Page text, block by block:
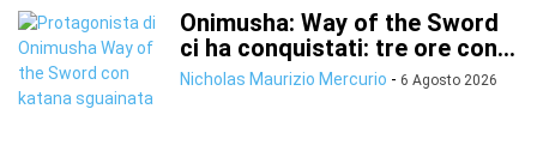
Onimusha: Way of the Sword
ci ha conquistati: tre ore con...
Nicholas Maurizio Mercurio - 6 Agosto 2026